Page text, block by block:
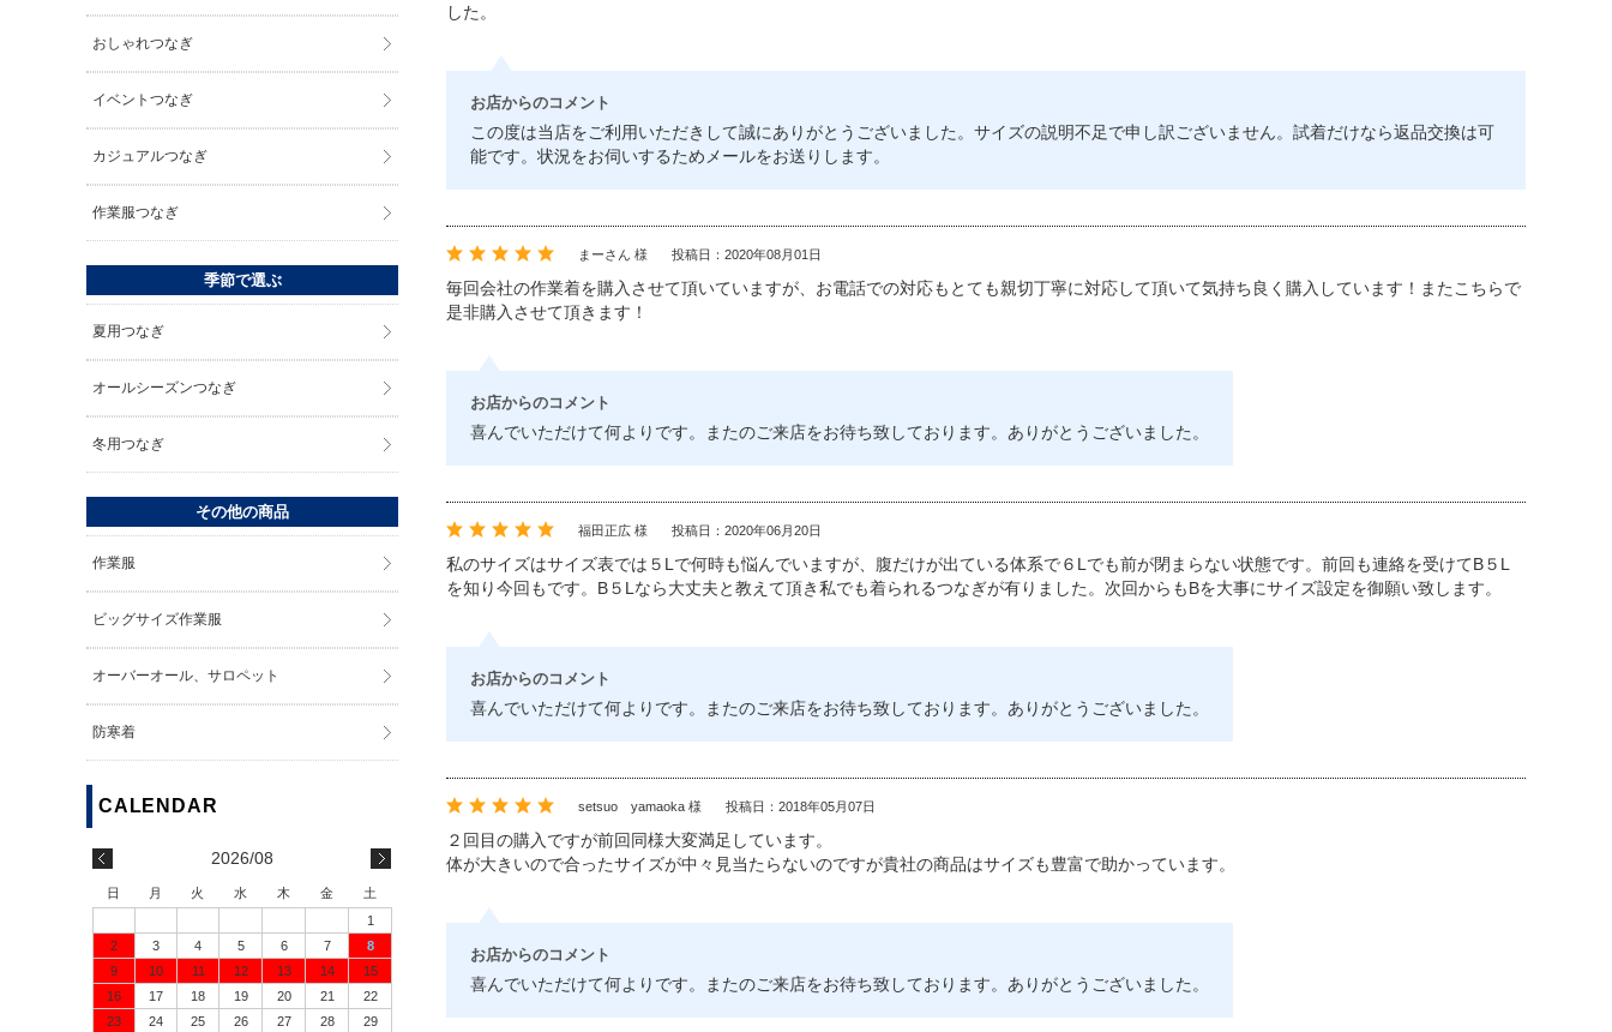
した。
お店からのコメント
この度は当店をご利用いただきして誠にありがとうございました。サイズの説明不足で申し訳ございません。試着だけなら返品交換は可
能です。状況をお伺いするためメールをお送りします。
まーさん 様 投稿日：2020年08月01日
毎回会社の作業着を購入させて頂いていますが、お電話での対応もとても親切丁寧に対応して頂いて気持ち良く購入しています！またこちらで
是非購入させて頂きます！
お店からのコメント
喜んでいただけて何よりです。またのご来店をお待ち致しております。ありがとうございました。
福田正広 様 投稿日：2020年06月20日
私のサイズはサイズ表では５Lで何時も悩んでいますが、腹だけが出ている体系で６Lでも前が閉まらない状態です。前回も連絡を受けてB５L
を知り今回もです。B５Lなら大丈夫と教えて頂き私でも着られるつなぎが有りました。次回からもBを大事にサイズ設定を御願い致します。
お店からのコメント
喜んでいただけて何よりです。またのご来店をお待ち致しております。ありがとうございました。
setsuo yamaoka 様 投稿日：2018年05月07日
２回目の購入ですが前回同様大変満足しています。
体が大きいので合ったサイズが中々見当たらないのですが貴社の商品はサイズも豊富で助かっています。
お店からのコメント
喜んでいただけて何よりです。またのご来店をお待ち致しております。ありがとうございました。
おしゃれつなぎ
イベントつなぎ
カジュアルつなぎ
作業服つなぎ
季節で選ぶ
夏用つなぎ
オールシーズンつなぎ
冬用つなぎ
その他の商品
作業服
ビッグサイズ作業服
オーバーオール、サロペット
防寒着
2026/08
日 月 火 水 木 金
土
1
2
3 4 5 6 7
8
9
10 11 12 13 14
15
16
17 18 19 20 21
22
23
24 25 26 27 28
29